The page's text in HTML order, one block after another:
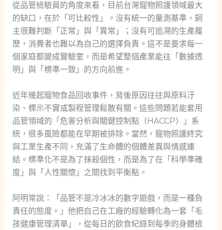
從品管檢驗員的角度來看，目前台灣寵物照護領域最大
的缺口，在於「可比較性」。沒有統一的量測基準，飼
主很難判斷「正常」與「異常」；沒有可追溯的生產履
歷，消費者也難以為自己的選擇負責。這不是要求每一
個家庭都變成實驗室，而是希望整個產業能往「數據透
明」與「標準一致」的方向前進。
近年幾起寵物食品回收事件，背後原因往往與原料汙
染、標示不實或製程管理鬆散有關。這些問題若能套用
品管領域的「危害分析與關鍵控制點（HACCP）」系
統，很多風險都能在早期被排除。當然，寵物照護終究
與工業生產不同，充滿了生命體的個體差異與情感連
結。標準化不是為了抹殺個性，而是為了在「科學準確
度」與「人性關懷」之間找到平衡點。
阿明常說：「品管不是冷冰冰的數字遊戲，而是一種負
責任的態度。」他把自己在工廠的經驗轉化為一套「毛
孩健康管理清單」，從每日的飲食紀錄到每季的身體檢